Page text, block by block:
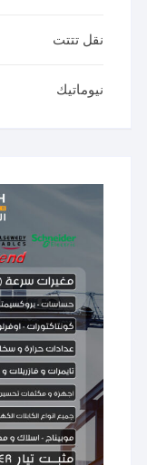
نقل تتتت
نيوماتيك